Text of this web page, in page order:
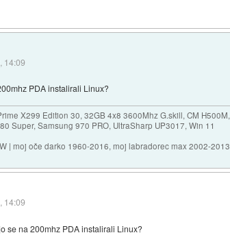
14:09
PDA instalirali Linux?
X299 Edition 30, 32GB 4x8 3600Mhz G.skill, CM H500M,
Super, Samsung 970 PRO, UltraSharp UP3017, Win 11
| moj oče darko 1960-2016, moj labradorec max 2002-2013
14:09
se na 200mhz PDA instalirali Linux?